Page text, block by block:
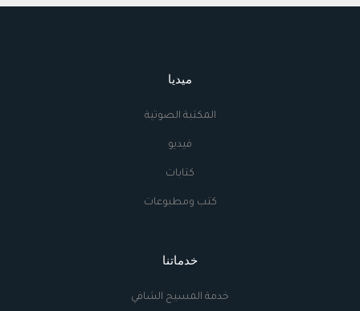
ميديا
المكتبة الصوتية
فيديو
كتابات
كتب ومطبوعات
خدماتنا
خدمة المسيح الشافي